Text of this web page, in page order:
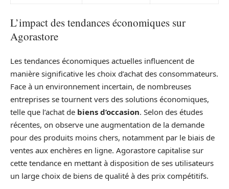
L’impact des tendances économiques sur
Agorastore
Les tendances économiques actuelles influencent de
manière significative les choix d’achat des consommateurs.
Face à un environnement incertain, de nombreuses
entreprises se tournent vers des solutions économiques,
telle que l’achat de biens d’occasion. Selon des études
récentes, on observe une augmentation de la demande
pour des produits moins chers, notamment par le biais de
ventes aux enchères en ligne. Agorastore capitalise sur
cette tendance en mettant à disposition de ses utilisateurs
un large choix de biens de qualité à des prix compétitifs.